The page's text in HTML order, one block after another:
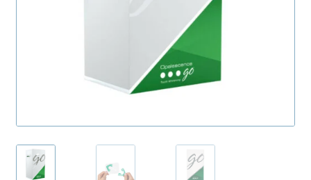
Ofertas y Promociones ▸
Nuevos Lanzamientos ▸